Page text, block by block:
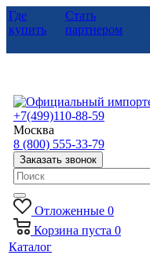
Где
купить
Стать
партнером
+7(499)110-88-59
Москва
8 (800) 555-33-79
Заказать звонок
Отложенные 0
Корзина пуста 0
Каталог